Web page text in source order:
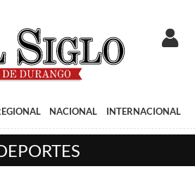
NACIONAL INTERNACIONAL